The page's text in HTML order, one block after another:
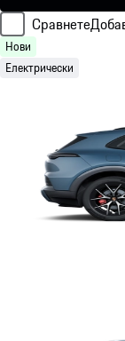
Сравнете
Нови
Електрически